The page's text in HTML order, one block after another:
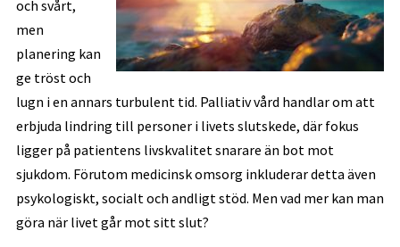
och svårt,
men
planering kan
ge tröst och
lugn i en annars turbulent tid. Palliativ vård handlar om att
erbjuda lindring till personer i livets slutskede, där fokus
ligger på patientens livskvalitet snarare än bot mot
sjukdom. Förutom medicinsk omsorg inkluderar detta även
psykologiskt, socialt och andligt stöd. Men vad mer kan man
göra när livet går mot sitt slut?